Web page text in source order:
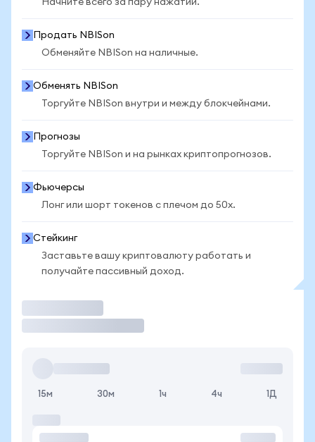
Начните всего за пару нажатий.
Продать NBISon
Обменяйте NBISon на наличные.
Обменять NBISon
Торгуйте NBISon внутри и между блокчейнами.
Прогнозы
Торгуйте NBISon и на рынках криптопрогнозов.
Фьючерсы
Лонг или шорт токенов с плечом до 50x.
Стейкинг
Заставьте вашу криптовалюту работать и
получайте пассивный доход.
15м 30м 1ч 4ч 1Д